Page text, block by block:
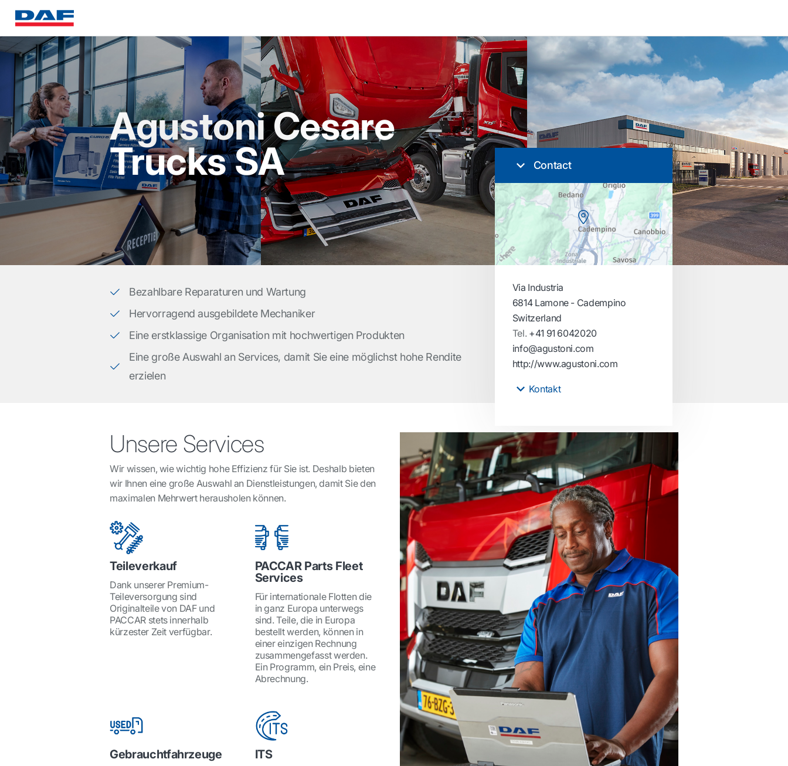
Agustoni Cesare
Trucks SA Contact
Via Industria
6814 Lamone - Cadempino
Switzerland
Tel. +41 91 6042020
info@agustoni.com
http://www.agustoni.com
Kontakt
Bezahlbare Reparaturen und Wartung
Hervorragend ausgebildete Mechaniker
Eine erstklassige Organisation mit hochwertigen Produkten
Eine große Auswahl an Services, damit Sie eine möglichst hohe Rendite
erzielen
Unsere Services
Wir wissen, wie wichtig hohe Effizienz für Sie ist. Deshalb bieten
wir Ihnen eine große Auswahl an Dienstleistungen, damit Sie den
maximalen Mehrwert herausholen können.
Teileverkauf
Dank unserer Premium-
Teileversorgung sind
Originalteile von DAF und
PACCAR stets innerhalb
kürzester Zeit verfügbar.
PACCAR Parts Fleet
Services
Für internationale Flotten die
in ganz Europa unterwegs
sind. Teile, die in Europa
bestellt werden, können in
einer einzigen Rechnung
zusammengefasst werden.
Ein Programm, ein Preis, eine
Abrechnung.
Gebrauchtfahrzeuge ITS